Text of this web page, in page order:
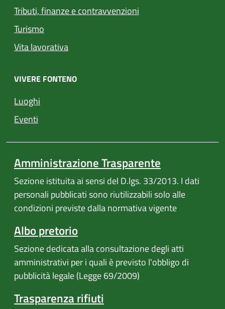
Tributi, finanze e contravvenzioni
Turismo
Vita lavorativa
VIVERE FONTENO
Luoghi
Eventi
Amministrazione Trasparente
Sezione istituita ai sensi del D.lgs. 33/2013. I dati
personali pubblicati sono riutilizzabili solo alle
condizioni previste dalla normativa vigente
Albo pretorio
Sezione dedicata alla consultazione degli atti
amministrativi per i quali è previsto l'obbligo di
pubblicità legale (Legge 69/2009)
Trasparenza rifiuti